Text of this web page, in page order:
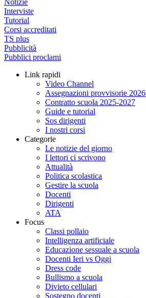
Notizie
Interviste
Tutorial
Corsi accreditati
TS plus
Pubblicità
Pubblici proclami
Link rapidi
Video Channel
Assegnazioni provvisorie 2026
Contratto scuola 2025-2027
Guide e tutorial
Sos dirigenti
I nostri corsi
Categorie
Le notizie del giorno
I lettori ci scrivono
Attualità
Politica scolastica
Gestire la scuola
Docenti
Dirigenti
ATA
Focus
Classi pollaio
Intelligenza artificiale
Educazione sessuale a scuola
Docenti Ieri vs Oggi
Dress code
Bullismo a scuola
Divieto cellulari
Sostegno docenti